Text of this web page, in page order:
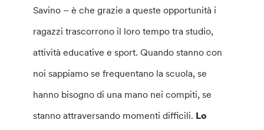
Savino – è che grazie a queste opportunità i
ragazzi trascorrono il loro tempo tra studio,
attività educative e sport. Quando stanno con
noi sappiamo se frequentano la scuola, se
hanno bisogno di una mano nei compiti, se
stanno attraversando momenti difficili. Lo